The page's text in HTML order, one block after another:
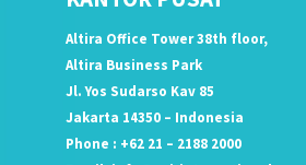
Altira Office Tower 38th floor,
Altira Business Park
Jl. Yos Sudarso Kav 85
Jakarta 14350 – Indonesia
Phone : +62 21 – 2188 2000